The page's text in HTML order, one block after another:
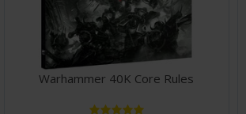
Warhammer 40K Core Rules